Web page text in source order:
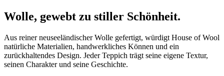
Wolle, gewebt zu stiller Schönheit.
Aus reiner neuseeländischer Wolle gefertigt, würdigt House of Wool
natürliche Materialien, handwerkliches Können und ein
zurückhaltendes Design. Jeder Teppich trägt seine eigene Textur,
seinen Charakter und seine Geschichte.